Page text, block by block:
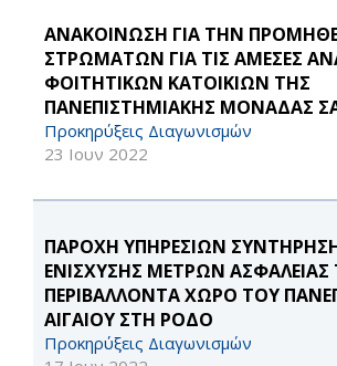
ΑΝΑΚΟΙΝΩΣΗ ΓΙΑ ΤΗΝ
ΣΤΡΩΜΑΤΩΝ ΓΙΑ ΤΙΣ ΑΜΕΣΕΣ
ΦΟΙΤΗΤΙΚΩΝ ΚΑΤΟΙΚΙΩΝ ΤΗΣ
ΠΑΝΕΠΙΣΤΗΜΙΑΚΗΣ ΜΟΝΑΔΑΣ
Προκηρύξεις Διαγωνισμών
23 Ιουν 2022
ΠΑΡΟΧΗ ΥΠΗΡΕΣΙΩΝ
ΕΝΙΣΧΥΣΗΣ ΜΕΤΡΩΝ ΑΣΦΑΛΕΙΑΣ
ΠΕΡΙΒΑΛΛΟΝΤΑ ΧΩΡΟ ΤΟΥ
ΑΙΓΑΙΟΥ ΣΤΗ ΡΟΔΟ
Προκηρύξεις Διαγωνισμών